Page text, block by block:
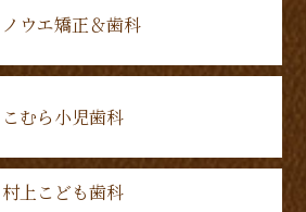
ウエ矯正＆歯科
こむら小児歯科
村上こども歯科